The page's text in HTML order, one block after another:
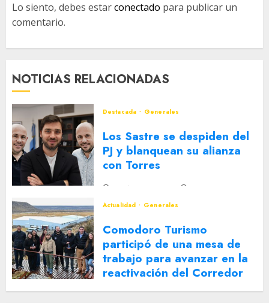
Lo siento, debes estarconectado para publicar un
comentario.
NOTICIAS RELACIONADAS
Destacada Generales
Los Sastre se despiden del
PJ y blanquean su alianza
con Torres
2 DE AGOSTO DE 2026
Actualidad
Generales
Comodoro Turismo
participó de una mesa de
trabajo para avanzar en la
reactivación del Corredor
Turístico Integrado